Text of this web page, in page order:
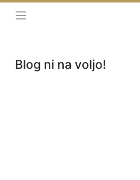
Blog ni na voljo!